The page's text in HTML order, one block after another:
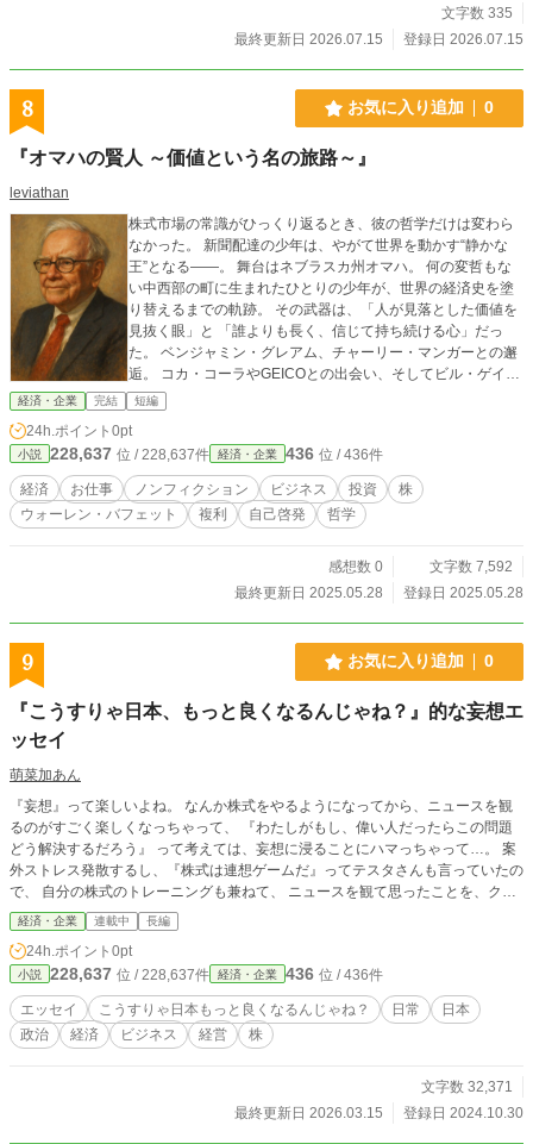
文字数 335
最終更新日 2026.07.15
登録日 2026.07.15
8 お気に入り追加 0
『オマハの賢人 ～価値という名の旅路～』
leviathan
株式市場の常識がひっくり返るとき、彼の哲学だけは変わら
なかった。 新聞配達の少年は、やがて世界を動かす“静かな
王”となる――。 舞台はネブラスカ州オマハ。 何の変哲もな
い中西部の町に生まれたひとりの少年が、世界の経済史を塗
り替えるまでの軌跡。 その武器は、「人が見落とした価値を
見抜く眼」と 「誰よりも長く、信じて持ち続ける心」だっ
た。 ベンジャミン・グレアム、チャーリー・マンガーとの邂
逅。 コカ・コーラやGEICOとの出会い、そしてビル・ゲイツ
との慈善の誓い。 “複利”とは金利の話ではなく、信頼と誠実
さの結晶であることを、彼はその生涯をもって証明してみせ
た。 いま、世界は彼の引退を見届けようとしている。 だが、
この物語は終わらない。 ――これは、あなたの人生にも“価
値”という視点を与える、静かで力強い叙事詩。
経済・企業 完結 短編
24h.ポイント 0pt
小説 228,637 位 / 228,637件 経済・企業 436 位 / 436件
経済 お仕事 ノンフィクション ビジネス 投資
株
ウォーレン・バフェット
複利 自己啓発 哲学
感想数 0
文字数 7,592
最終更新日 2025.05.28
登録日 2025.05.28
9 お気に入り追加 0
『こうすりゃ日本、もっと良くなるんじゃね？』的な妄想エ
ッセイ
萌菜加あん
『妄想』って楽しいよね。 なんか株式をやるようになってから、ニュースを観
るのがすごく楽しくなっちゃって、 『わたしがもし、偉い人だったらこの問題
どう解決するだろう』 って考えては、妄想に浸ることにハマっちゃって…。 案
外ストレス発散するし、『株式は連想ゲームだ』ってテスタさんも言っていたの
で、 自分の株式のトレーニングも兼ねて、 ニュースを観て思ったことを、クッ
ソど素人の目線から 色々書いていこうと思うのです。 なんかね、 予測を立て
て、答え合わせをして、 それが現実とどう違っていたかっていうことを、 検証
していくのがいいらしいよ。
経済・企業 連載中 長編
24h.ポイント 0pt
小説 228,637 位 / 228,637件 経済・企業 436 位 / 436件
エッセイ こうすりゃ日本もっと良くなるんじゃね？ 日常
日本
政治
経済 ビジネス 経営 株
文字数 32,371
最終更新日 2026.03.15
登録日 2024.10.30